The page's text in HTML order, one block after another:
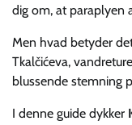
dig om, at paraplyen
Men hvad betyder
Tkalčićeva,
blussende stemning
I denne guide dykker